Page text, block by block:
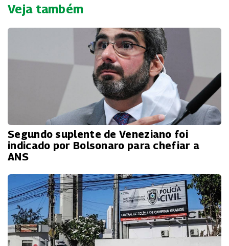
Veja também
Segundo suplente de Veneziano foi
indicado por Bolsonaro para chefiar a
ANS